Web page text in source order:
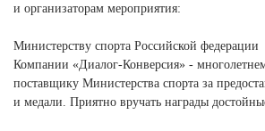
и организаторам мероприятия:
Министерству спорта Российской федерации
Компании «Диалог-Конверсия» -
поставщику Министерства спорта за
и медали. Приятно вручать награды